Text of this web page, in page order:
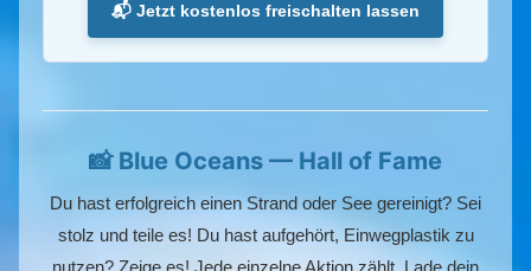
📬 Jetzt kostenlos freischalten lassen
📸 Blue Oceans — Hall of Fame
Du hast erfolgreich einen Strand oder See gereinigt? Sei
stolz und teile es! Du hast aufgehört, Einwegplastik zu